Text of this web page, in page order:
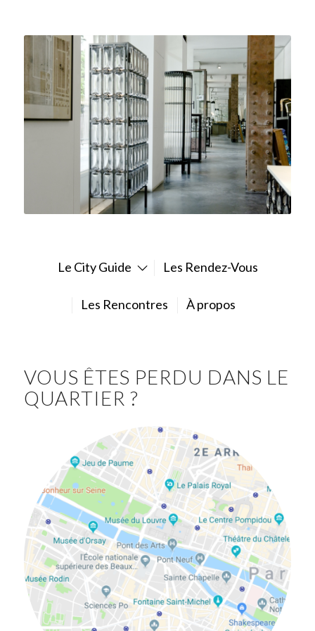
Le City Guide Les Rendez-Vous
Les Rencontres À propos
VOUS ÊTES PERDU DANS LE
QUARTIER ?